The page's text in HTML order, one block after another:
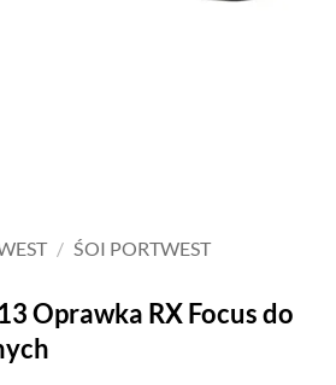
/ ŚOI PORTWEST
Oprawka RX Focus do